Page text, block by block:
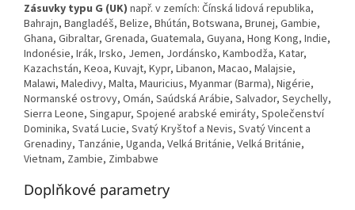
Zásuvky typu G (UK) např. v zemích: Čínská lidová republika,
Bahrajn, Bangladéš, Belize, Bhútán, Botswana, Brunej, Gambie,
Ghana, Gibraltar, Grenada, Guatemala, Guyana, Hong Kong, Indie,
Indonésie, Irák, Irsko, Jemen, Jordánsko, Kambodža, Katar,
Kazachstán, Keoa, Kuvajt, Kypr, Libanon, Macao, Malajsie,
Malawi, Maledivy, Malta, Mauricius, Myanmar (Barma), Nigérie,
Normanské ostrovy, Omán, Saúdská Arábie, Salvador, Seychelly,
Sierra Leone, Singapur, Spojené arabské emiráty, Společenství
Dominika, Svatá Lucie, Svatý Kryštof a Nevis, Svatý Vincent a
Grenadiny, Tanzánie, Uganda, Velká Británie, Velká Británie,
Vietnam, Zambie, Zimbabwe
Doplňkové parametry